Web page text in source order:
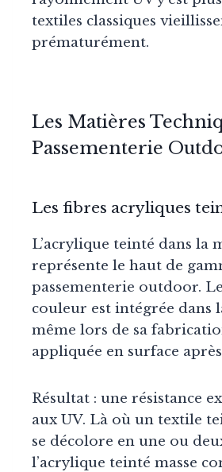
textiles classiques
prématurément.
Les Matières
Passementerie
Les fibres acryliques
L’acrylique teinté dans la
représente le haut de
passementerie outdoor.
couleur est intégrée dans
même lors de sa
appliquée en surface
Résultat : une résistance
aux UV. Là où un textile
se décolore en une ou
l’acrylique teinté masse